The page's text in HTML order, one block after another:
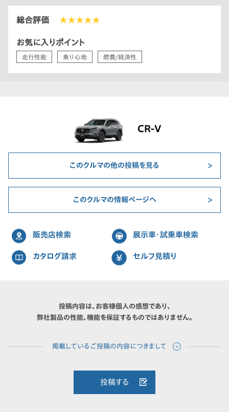
総合評価 ★★★★★
お気に入りポイント
走行性能 乗り心地 燃費/経済性
CR-V
このクルマの他の投稿を見る
このクルマの情報ページへ
販売店検索 展示車・試乗車検索
カタログ請求 セルフ見積り
投稿内容は、お客様個人の感想であり、
弊社製品の性能、機能を保証するものではありません。
投稿する